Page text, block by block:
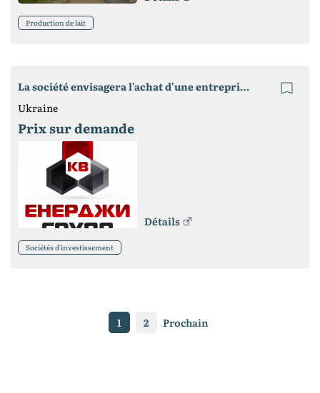
Production de lait
La société envisagera l'achat d'une entreprise en activité en Ukraine
Ukraine
Prix ​​sur demande
Détails
Sociétés d'investissement
1 2 Prochain